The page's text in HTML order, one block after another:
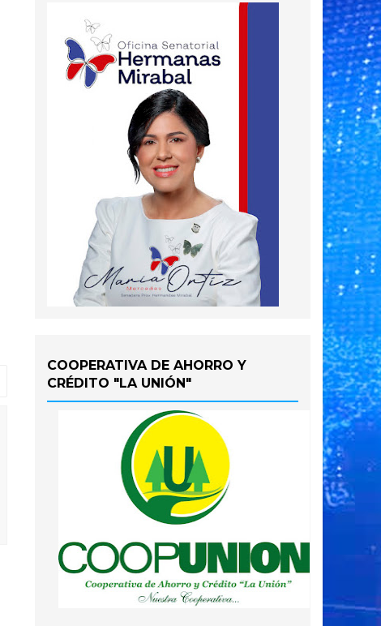
COOPERATIVA DE AHORRO Y
CRÉDITO "LA UNIÓN"